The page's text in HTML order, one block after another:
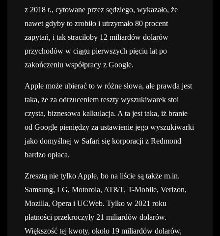
z 2018 r., cytowane przez sędziego, wykazało, że
nawet gdyby to zrobiło i utrzymało 80 procent
zapytań, i tak straciłoby 12 miliardów dolarów
przychodów w ciągu pierwszych pięciu lat po
zakończeniu współpracy z Google.
Apple może ubierać to w różne słowa, ale prawda jest
taka, że za odrzuceniem reszty wyszukiwarek stoi
czysta, biznesowa kalkulacja. A ta jest taka, iż branie
od Google pieniędzy za ustawienie jego wyszukiwarki
jako domyślnej w Safari się korporacji z Redmond
bardzo opłaca.
Zresztą nie tylko Apple, bo na liście są także m.in.
Samsung, LG, Motorola, AT&T, T-Mobile, Verizon,
Mozilla, Opera i UCWeb. Tylko w 2021 roku
płatności przekroczyły 21 miliardów dolarów.
Większość tej kwoty, około 19 miliardów dolarów,